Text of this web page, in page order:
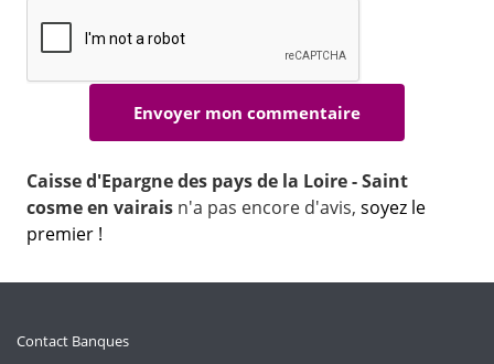
Caisse d'Epargne des pays de la Loire - Saint
cosme en vairais n'a pas encore d'avis, soyez le
premier !
Contact Banques